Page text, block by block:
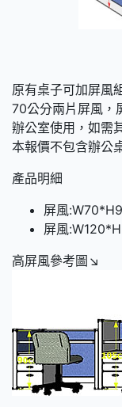
原有桌子可加屏風
70公分兩片屏風，
辦公室使用，如需
本報價不包含辦公
產品明細
屏風
屏風
高屏風參考圖↘